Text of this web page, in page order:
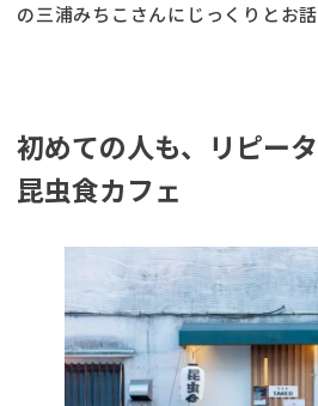
の三浦みちこさんにじっくりとお話
初めての人も、リピー
昆虫食カフェ